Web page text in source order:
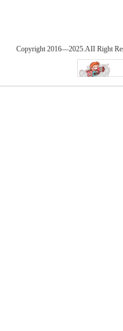
Copyright 2016—2025.AII Right